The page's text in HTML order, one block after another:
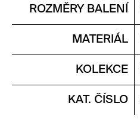
ROZMĚRY BALENÍ
MATERIÁL
KOLEKCE
KAT. ČÍSLO